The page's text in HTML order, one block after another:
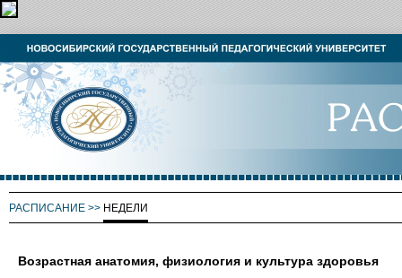
РАСПИСАНИЕ >> НЕДЕЛИ
Возрастная анатомия, физиология и культура здоровья